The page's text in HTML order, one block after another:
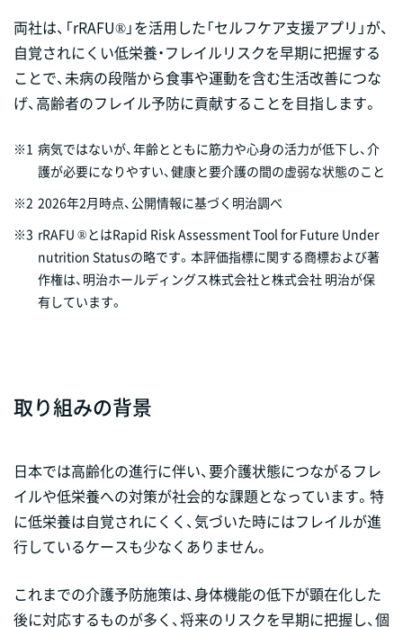
両社は、「rRAFU®」を活用した「セルフケア支援アプリ」が、
自覚されにくい低栄養・フレイルリスクを早期に把握する
ことで、未病の段階から食事や運動を含む生活改善につな
げ、高齢者のフレイル予防に貢献することを目指します。
※1 病気ではないが、年齢とともに筋力や心身の活力が低下し、介
護が必要になりやすい、健康と要介護の間の虚弱な状態のこと
※2 2026年2月時点、公開情報に基づく明治調べ
※3 rRAFU ®とはRapid Risk Assessment Tool for Future Under
nutrition Statusの略です。本評価指標に関する商標および著
作権は、明治ホールディングス株式会社と株式会社 明治が保
有しています。
取り組みの背景
日本では高齢化の進行に伴い、要介護状態につながるフレ
イルや低栄養への対策が社会的な課題となっています。特
に低栄養は自覚されにくく、気づいた時にはフレイルが進
行しているケースも少なくありません。
これまでの介護予防施策は、身体機能の低下が顕在化した
後に対応するものが多く、将来のリスクを早期に把握し、個